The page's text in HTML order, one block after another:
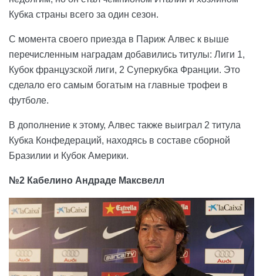
Кубка страны всего за один сезон.
С момента своего приезда в Париж Алвес к выше
перечисленным наградам добавились титулы: Лиги 1,
Кубок французской лиги, 2 Суперкубка Франции. Это
сделало его самым богатым на главные трофеи в
футболе.
В дополнение к этому, Алвес также выиграл 2 титула
Кубка Конфедераций, находясь в составе сборной
Бразилии и Кубок Америки.
№2 Кабелино Андраде Максвелл